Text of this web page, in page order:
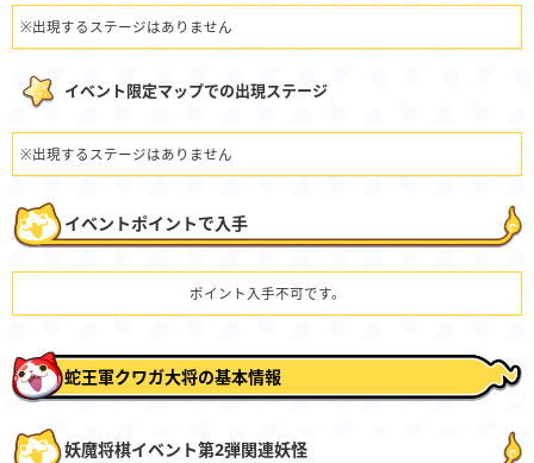
※出現するステージはありません
イベント限定マップでの出現ステージ
※出現するステージはありません
イベントポイントで入手
ポイント入手不可です。
蛇王軍クワガ大将の基本情報
妖魔将棋イベント第2弾関連妖怪